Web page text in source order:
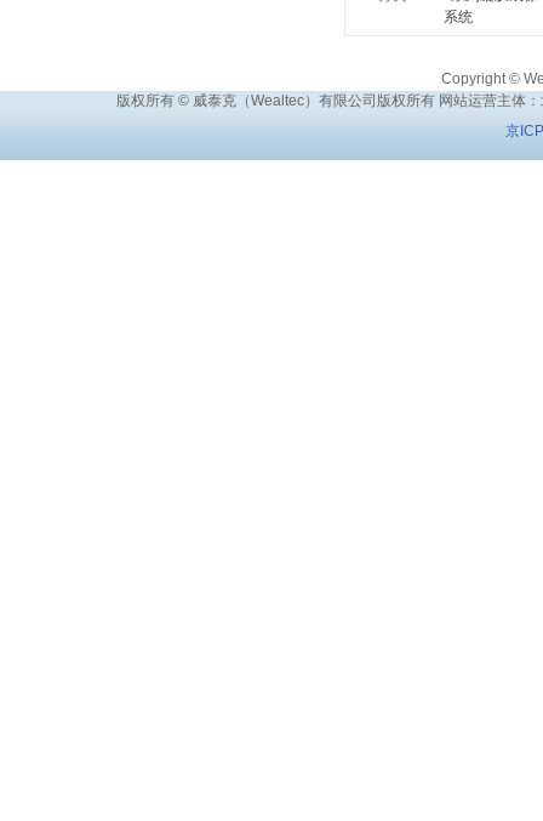
系统
Copyright ©
版权所有 © 威泰克（Wealtec）有限公司版权所有 网站运营主体
京